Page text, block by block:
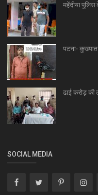
महेंदीया पुलिस
पटना- कुख्यात
ढाई करोड़ की
SOCIAL MEDIA